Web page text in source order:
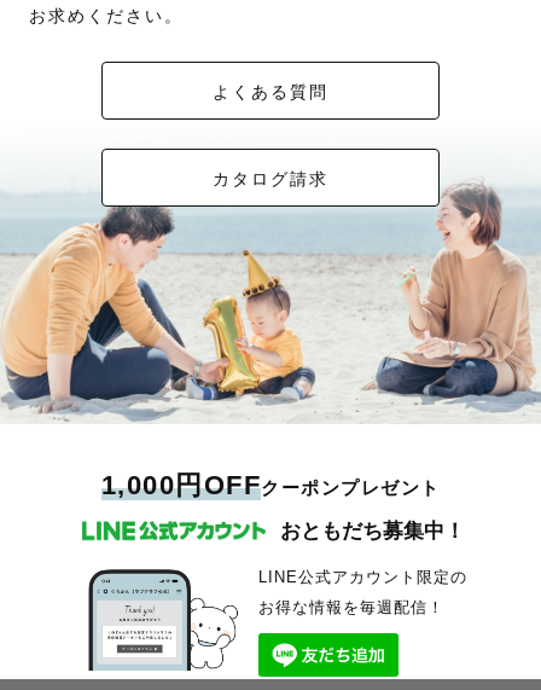
お求めください。
よくある質問
カタログ請求
1,000円OFFクーポンプレゼント
おともだち募集中！
LINE公式アカウント限定の
お得な情報を毎週配信！